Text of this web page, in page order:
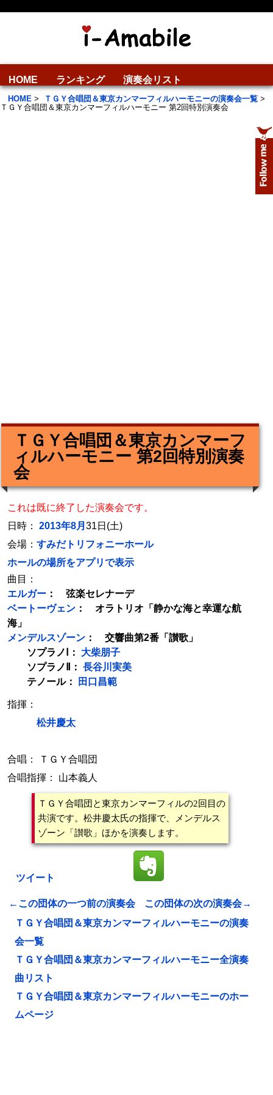
HOME ランキング 演奏会リスト
HOME > ＴＧＹ合唱団＆東京カンマーフィルハーモニーの演奏会一覧 >
ＴＧＹ合唱団＆東京カンマーフィルハーモニー 第2回特別演奏会
ＴＧＹ合唱団＆東京カンマーフ
ィルハーモニー 第2回特別演奏
会
これは既に終了した演奏会です。
日時： 2013年8月 31日(土)
会場： すみだトリフォニーホール
ホールの場所をアプリで表示
曲目：
エルガー ： 弦楽セレナーデ
ベートーヴェン ： オラトリオ「静かな海と幸運な航
海」
メンデルスゾーン ： 交響曲第2番「讃歌」
ソプラノⅠ： 大柴朋子
ソプラノⅡ： 長谷川実美
テノール：
田口昌範
指揮：
松井慶太
合唱： ＴＧＹ合唱団
合唱指揮： 山本義人
ＴＧＹ合唱団と東京カンマーフィルの2回目の
共演です。松井慶太氏の指揮で、メンデルス
ゾーン「讃歌」ほかを演奏します。
ツイート
←この団体の一つ前の演奏会
この団体の次の演奏会→
ＴＧＹ合唱団＆東京カンマーフィルハーモニーの演奏
会一覧
ＴＧＹ合唱団＆東京カンマーフィルハーモニー全演奏
曲リスト
ＴＧＹ合唱団＆東京カンマーフィルハーモニーのホー
ムページ